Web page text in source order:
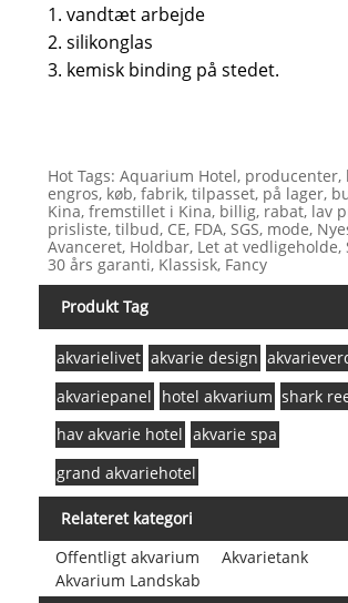
1. vandtæt arbejde
2. silikonglas
3. kemisk binding på stedet.
Hot Tags: Aquarium Hotel,
engros, køb, fabrik, tilpasset, på lager,
Kina, fremstillet i Kina, billig, rabat, lav
prisliste, tilbud, CE, FDA, SGS, mode,
Avanceret, Holdbar, Let at vedligeholde,
30 års garanti, Klassisk, Fancy
Produkt Tag
akvarielivet akvarie design
akvariepanel hotel akvarium shark
hav akvarie hotel akvarie spa
grand akvariehotel
Relateret kategori
Offentligt akvarium
Akvarietank
Akvarium Landskab